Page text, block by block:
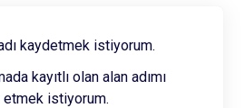
kaydetmek istiyorum.
kayıtlı olan alan adımı
istiyorum.